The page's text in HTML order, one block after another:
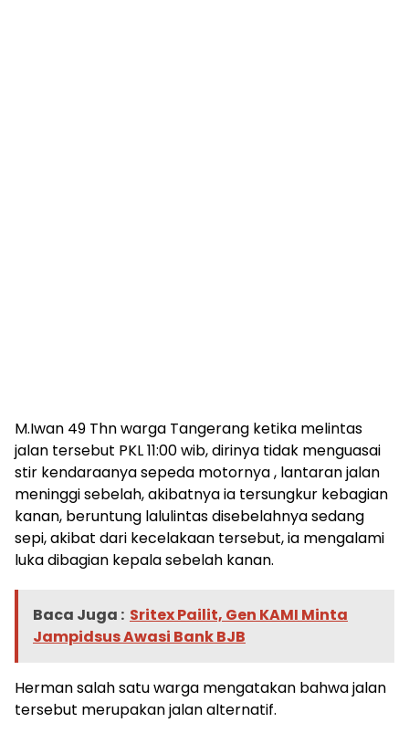
M.Iwan 49 Thn warga Tangerang ketika melintas
jalan tersebut PKL 11:00 wib, dirinya tidak menguasai
stir kendaraanya sepeda motornya , lantaran jalan
meninggi sebelah, akibatnya ia tersungkur kebagian
kanan, beruntung lalulintas disebelahnya sedang
sepi, akibat dari kecelakaan tersebut, ia mengalami
luka dibagian kepala sebelah kanan.
Baca Juga : Sritex Pailit, Gen KAMI Minta
Jampidsus Awasi Bank BJB
Herman salah satu warga mengatakan bahwa jalan
tersebut merupakan jalan alternatif.